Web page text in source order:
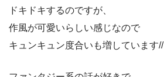
ドキドキするのですが、
作風が可愛いらしい感じなので
キュンキュン度合いも増しています//